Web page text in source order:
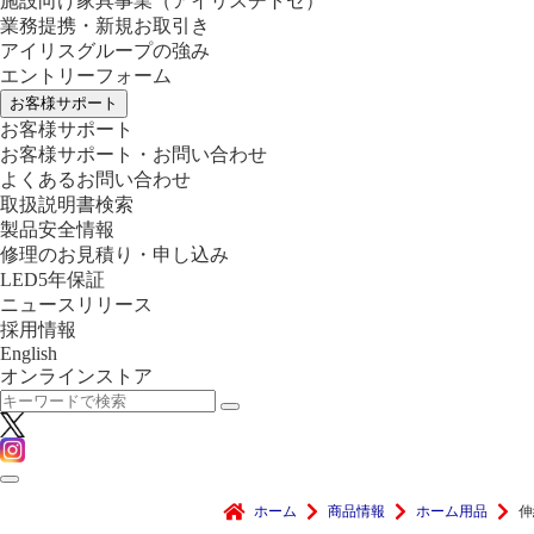
業務提携・新規お取引き
アイリスグループの強み
エントリーフォーム
お客様サポート
お客様サポート
お客様サポート・お問い合わせ
よくあるお問い合わせ
取扱説明書検索
製品安全情報
修理のお見積り・申し込み
LED5年保証
ニュースリリース
採用情報
English
オンラインストア
ホーム 商品情報 ホーム用品